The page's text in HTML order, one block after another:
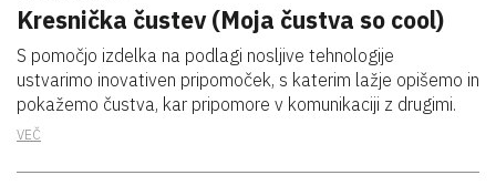
Kresnička čustev (Moja čustva so cool)
S pomočjo izdelka na podlagi nosljive tehnologije
ustvarimo inovativen pripomoček, s katerim lažje opišemo in
pokažemo čustva, kar pripomore v komunikaciji z drugimi.
VEČ